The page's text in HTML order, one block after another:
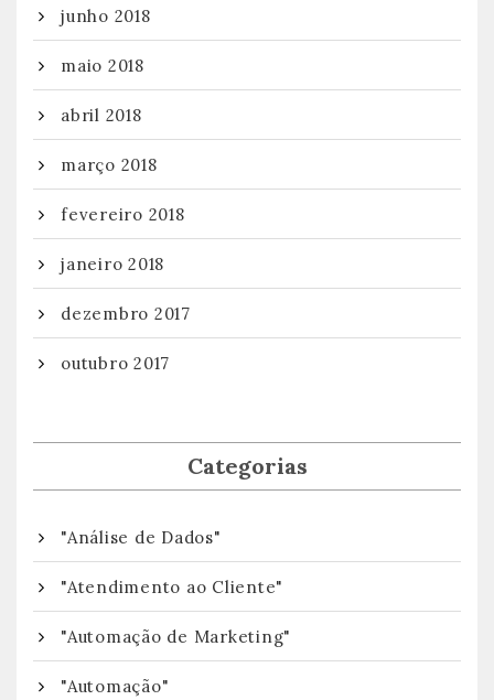
junho 2018
maio 2018
abril 2018
março 2018
fevereiro 2018
janeiro 2018
dezembro 2017
outubro 2017
Categorias
"Análise de Dados"
"Atendimento ao Cliente"
"Automação de Marketing"
"Automação"